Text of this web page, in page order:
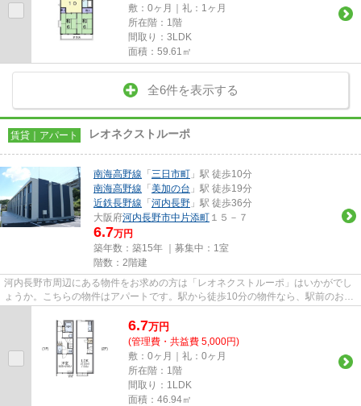
敷：0ヶ月｜礼：1ヶ月
所在階：1階
間取り：3LDK
面積：59.61㎡
全6件を表示する
賃貸｜アパート レオネクストルーポ
南海高野線 「 三日市町 」駅 徒歩10分
南海高野線 「 美加の台 」駅 徒歩19分
近鉄長野線 「 河内長野 」駅 徒歩36分
大阪府河内長野市中片添町 １５－７
6.7万円
築年数：築15年 ｜募集中： 1室
階数：2階建
河内長野市周辺にある物件をお求めの方は「レオネクストルーポ」はいかがでし
ょうか。こちらの物件はアパートです。駅から徒歩10分の物件なら、駅前のお買
6.7万円
(管理費・共益費 5,000円)
敷：0ヶ月｜礼：0ヶ月
所在階：1階
間取り：1LDK
面積：46.94㎡